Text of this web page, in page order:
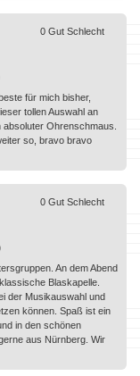
für mich bisher,
tollen Auswahl an
Ohrenschmaus.
so, bravo bravo
0 Gut Schlecht
An dem Abend
Blaskapelle.
der Musikauswahl und
können. Spaß ist ein
in den schönen
aus Nürnberg. Wir
0 Gut Schlecht